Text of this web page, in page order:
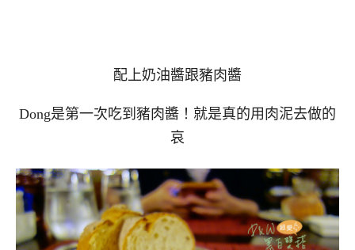
配上奶油醬跟豬肉醬
Dong是第一次吃到豬肉醬！就是真的用肉泥去做的
哀